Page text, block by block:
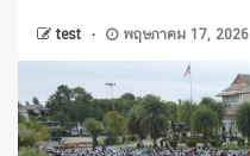
test พฤษภาคม 17, 2026